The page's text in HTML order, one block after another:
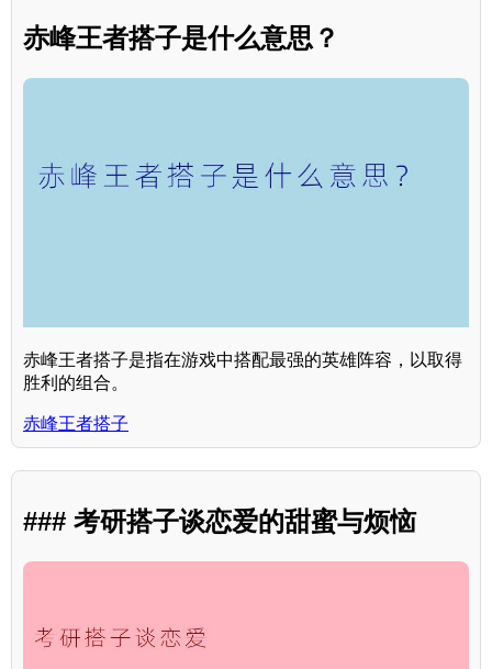
赤峰王者搭子是什么意思？
赤峰王者搭子是指在游戏中搭配最强的英雄阵容，以取得
胜利的组合。
赤峰王者搭子
### 考研搭子谈恋爱的甜蜜与烦恼